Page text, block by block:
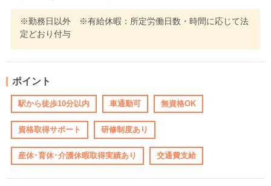
※勤務日以外 ※有給休暇：所定労働日数・時間に応じて法
定どおり付与
ポイント
駅から徒歩10分以内 車通勤可 無資格OK
資格取得サポート 研修制度あり
産休･育休･介護休暇取得実績あり 交通費支給